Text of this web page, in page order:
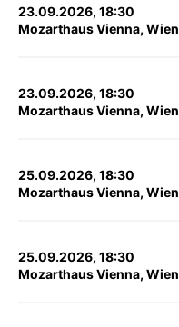
23.09.2026, 18:30
Mozarthaus Vienna, Wien
23.09.2026, 18:30
Mozarthaus Vienna, Wien
25.09.2026, 18:30
Mozarthaus Vienna, Wien
25.09.2026, 18:30
Mozarthaus Vienna, Wien